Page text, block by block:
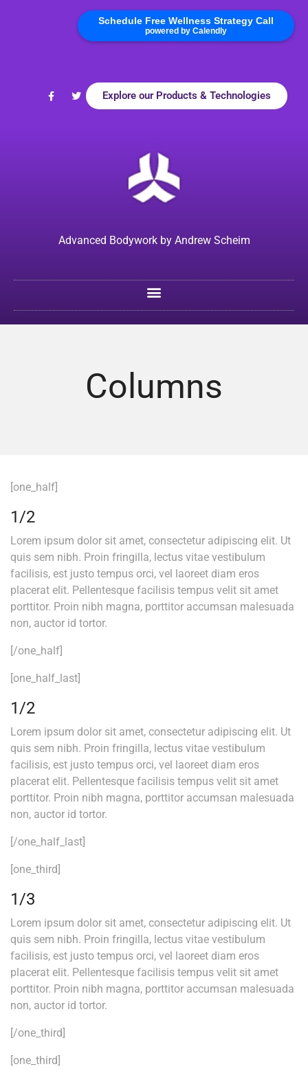
Schedule Free Wellness Strategy Call
powered by Calendly
Explore our Products & Technologies
Advanced Bodywork by Andrew Scheim
Columns
[one_half]
1/2
Lorem ipsum dolor sit amet, consectetur adipiscing elit. Ut
quis sem nibh. Proin fringilla, lectus vitae vestibulum
facilisis, est justo tempus orci, vel laoreet diam eros
placerat elit. Pellentesque facilisis tempus velit sit amet
porttitor. Proin nibh magna, porttitor accumsan malesuada
non, auctor id tortor.
[/one_half]
[one_half_last]
1/2
Lorem ipsum dolor sit amet, consectetur adipiscing elit. Ut
quis sem nibh. Proin fringilla, lectus vitae vestibulum
facilisis, est justo tempus orci, vel laoreet diam eros
placerat elit. Pellentesque facilisis tempus velit sit amet
porttitor. Proin nibh magna, porttitor accumsan malesuada
non, auctor id tortor.
[/one_half_last]
[one_third]
1/3
Lorem ipsum dolor sit amet, consectetur adipiscing elit. Ut
quis sem nibh. Proin fringilla, lectus vitae vestibulum
facilisis, est justo tempus orci, vel laoreet diam eros
placerat elit. Pellentesque facilisis tempus velit sit amet
porttitor. Proin nibh magna, porttitor accumsan malesuada
non, auctor id tortor.
[/one_third]
[one_third]